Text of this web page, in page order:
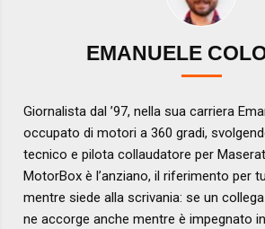
EMANUELE
Giornalista dal ’97, nella sua carriera
occupato di motori a 360 gradi,
tecnico e pilota collaudatore per
MotorBox è l’anziano, il riferimento per
mentre siede alla scrivania: se un
ne accorge anche mentre è impegnato